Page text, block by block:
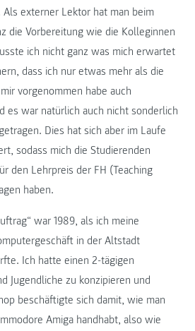
externer Lektor hat man beim
die Vorbereitung wie die Kolleginnen
ich nicht ganz was mich erwartet
dass ich nur etwas mehr als die
vorgenommen habe auch
es war natürlich auch nicht sonderlich
Dies hat sich aber im Laufe
sodass mich die Studierenden
den Lehrpreis der FH (Teaching
haben.
war 1989, als ich meine
in der Altstadt
Ich hatte einen 2-tägigen
Jugendliche zu konzipieren und
beschäftigte sich damit, wie man
Amiga handhabt, also wie